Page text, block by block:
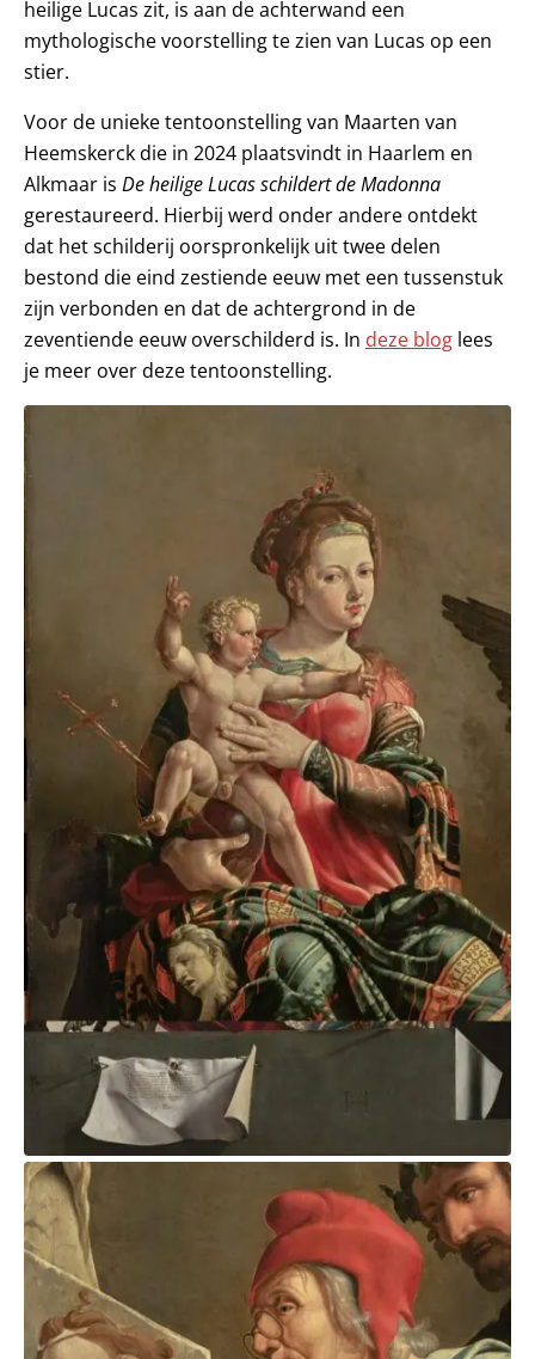
heilige Lucas zit, is aan de achterwand een
mythologische voorstelling te zien van Lucas op een
stier.
Voor de unieke tentoonstelling van Maarten van
Heemskerck die in 2024 plaatsvindt in Haarlem en
Alkmaar is De heilige Lucas schildert de Madonna
gerestaureerd. Hierbij werd onder andere ontdekt
dat het schilderij oorspronkelijk uit twee delen
bestond die eind zestiende eeuw met een tussenstuk
zijn verbonden en dat de achtergrond in de
zeventiende eeuw overschilderd is. In deze blog lees
je meer over deze tentoonstelling.